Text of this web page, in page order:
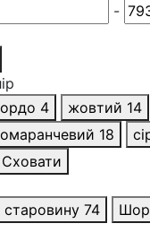
-
4 жовтий 14
18
Сховати
старовину 74